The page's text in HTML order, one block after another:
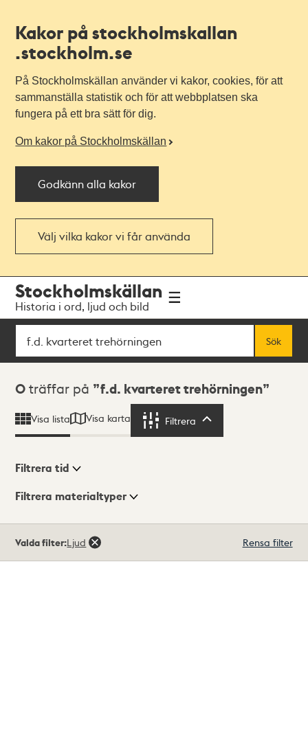
Kakor på stockholmskallan
.stockholm.se
På Stockholmskällan använder vi kakor, cookies, för att
sammanställa statistik och för att webbplatsen ska
fungera på ett bra sätt för dig.
Om kakor på Stockholmskällan
Godkänn alla kakor
Välj vilka kakor vi får använda
navigationen
huvudinnehållet
Stockholmskällan
Historia i ord, ljud och bild
Sök
Sök
Sökresultat
0 träffar på f.d. kvarteret trehörningen
Visa lista Visa karta Filtrera
Visningsläge
Filtrera tid
Filtrera materialtyper
träffar
Valda filter:Ljud Rensa filter